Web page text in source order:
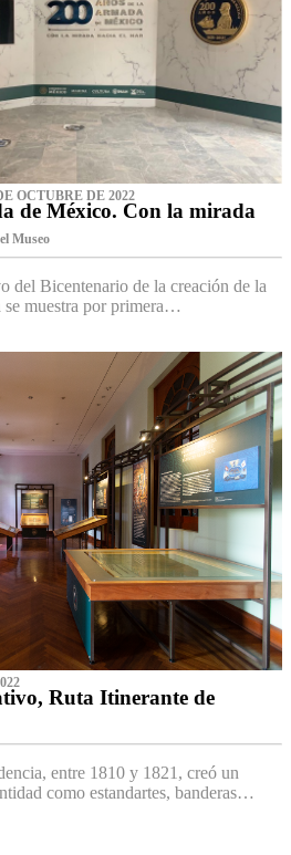
OCTUBRE DE 2022
de México. Con la mirada
Museo‌
del Bicentenario de la creación de la
muestra por primera…
Ruta Itinerante de
entre 1810 y 1821, creó un
como estandartes, banderas…